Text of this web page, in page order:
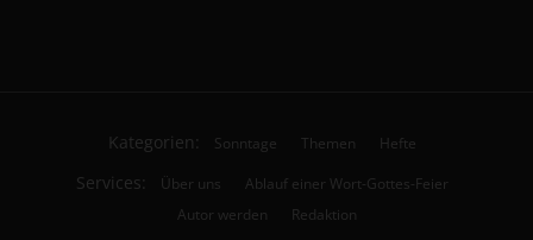
Kategorien: Sonntage Themen Hefte
Services: Über uns
Ablauf einer Wort-Gottes-Feier
Autor werden
Redaktion